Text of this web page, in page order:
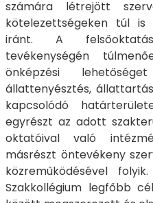
számára létrejött
kötelezettségeken túl is
iránt. A
tevékenységén
önképzési
állattenyésztés,
kapcsolódó
egyrészt az adott
oktatóival való
másrészt öntevékeny
közreműködésével
Szakkollégium legfőbb